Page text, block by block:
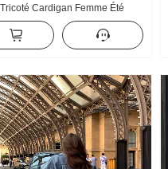
Cardigan Femme Été
légère Protection solaire
Bretelles Extérieur Rattraper